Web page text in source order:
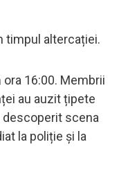
timpul altercației.
16:00. Membrii
au auzit țipete
descoperit scena
la poliție și la